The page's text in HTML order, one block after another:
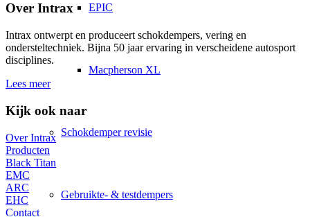
EPIC
Macpherson XL
Schokdemper revisie
Gebruikte- & testdempers
Over Intrax
Intrax ontwerpt en produceert schokdempers, vering en
ondersteltechniek. Bijna 50 jaar ervaring in verscheidene autosport
disciplines.
Lees meer
Kijk ook naar
Over Intrax
Producten
Black Titan
EMC
ARC
EHC
Contact